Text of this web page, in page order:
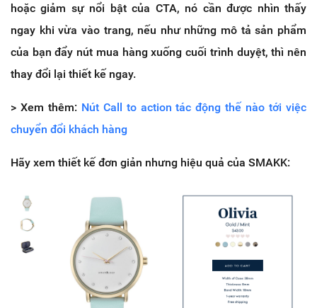
hoặc giảm sự nổi bật của CTA, nó cần được nhìn thấy
ngay khi vừa vào trang, nếu như những mô tả sản phẩm
của bạn đẩy nút mua hàng xuống cuối trình duyệt, thì nên
thay đổi lại thiết kế ngay.
> Xem thêm: Nút Call to action tác động thế nào tới việc
chuyển đổi khách hàng
Hãy xem thiết kế đơn giản nhưng hiệu quả của SMAKK: